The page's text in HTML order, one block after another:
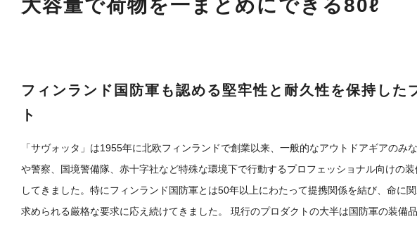
大容量で荷物を一まとめにできる80ℓ
フィンランド国防軍も認める堅牢性と耐久性を保持した
ト
「サヴォッタ」は1955年に北欧フィンランドで創業以来、一般的なアウトドアギアのみ
や警察、国境警備隊、赤十字社など特殊な環境下で行動するプロフェッショナル向けの
してきました。特にフィンランド国防軍とは50年以上にわたって提携関係を結び、命に
求められる厳格な要求に応え続けてきました。 現行のプロダクトの大半は国防軍の装備